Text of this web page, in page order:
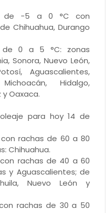
de -5 a 0 °C con
Chihuahua, Durango
de 0 a 5 °C: zonas
Sonora, Nuevo León,
Aguascalientes,
Hidalgo,
y Oaxaca.
para hoy 14 de
rachas de 60 a 80
Chihuahua.
rachas de 40 a 60
y Aguascalientes; de
Nuevo León y
rachas de 30 a 50